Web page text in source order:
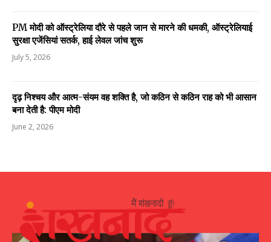
PM मोदी को ऑस्ट्रेलिया दौरे से पहले जान से मारने की धमकी, ऑस्ट्रेलियाई
सुरक्षा एजेंसियां सतर्क, हाई लेवल जांच शुरू
July 5, 2026
दृढ़ निश्चय और आत्म-संयम वह शक्ति है, जो कठिन से कठिन राह को भी आसान
बना देती है: पीएम मोदी
June 2, 2026